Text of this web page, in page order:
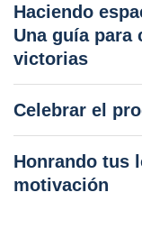
Haciendo
Una guía para
victorias
Celebrar el
Honrando tus
motivación